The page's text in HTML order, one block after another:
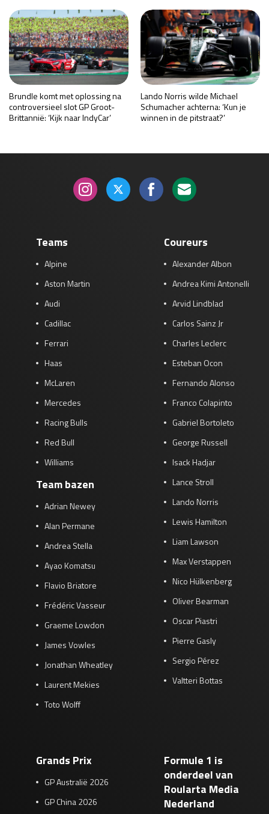
Brundle komt met oplossing na
controversieel slot GP Groot-
Brittannië: ‘Kijk naar IndyCar’
Lando Norris wilde Michael
Schumacher achterna: ‘Kun je
winnen in de pitstraat?’
Teams
Alpine
Aston Martin
Audi
Cadillac
Ferrari
Haas
McLaren
Mercedes
Racing Bulls
Red Bull
Williams
Team bazen
Adrian Newey
Alan Permane
Andrea Stella
Ayao Komatsu
Flavio Briatore
Frédéric Vasseur
Graeme Lowdon
James Vowles
Jonathan Wheatley
Laurent Mekies
Toto Wolff
Coureurs
Alexander Albon
Andrea Kimi Antonelli
Arvid Lindblad
Carlos Sainz Jr
Charles Leclerc
Esteban Ocon
Fernando Alonso
Franco Colapinto
Gabriel Bortoleto
George Russell
Isack Hadjar
Lance Stroll
Lando Norris
Lewis Hamilton
Liam Lawson
Max Verstappen
Nico Hülkenberg
Oliver Bearman
Oscar Piastri
Pierre Gasly
Sergio Pérez
Valtteri Bottas
Grands Prix
GP Australië 2026
GP China 2026
Formule 1 is
onderdeel van
Roularta Media
Nederland